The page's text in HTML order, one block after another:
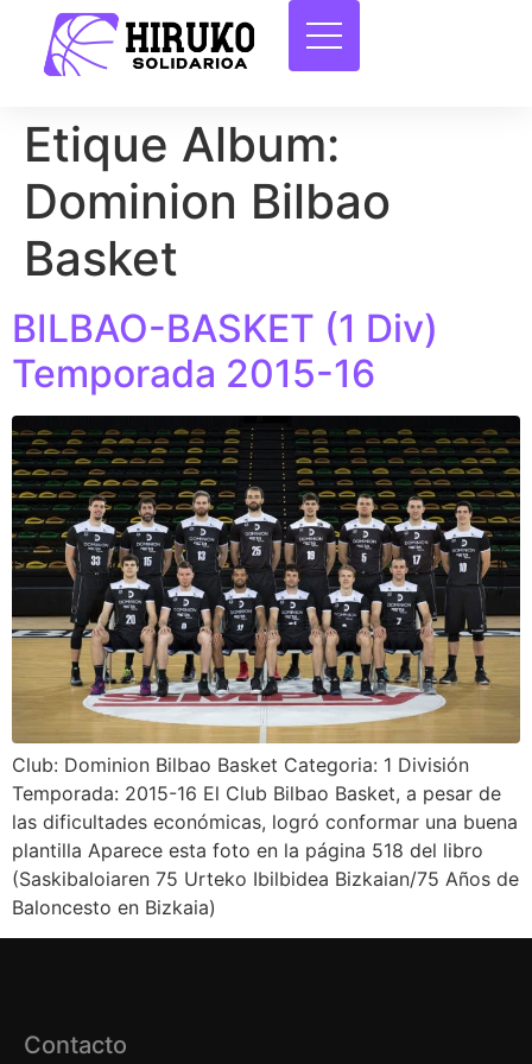
Etique Album:
Dominion Bilbao
Basket
BILBAO-BASKET (1 Div)
Temporada 2015-16
Club: Dominion Bilbao Basket Categoria: 1 División
Temporada: 2015-16 El Club Bilbao Basket, a pesar de
las dificultades económicas, logró conformar una buena
plantilla Aparece esta foto en la página 518 del libro
(Saskibaloiaren 75 Urteko Ibilbidea Bizkaian/75 Años de
Baloncesto en Bizkaia)
Contacto